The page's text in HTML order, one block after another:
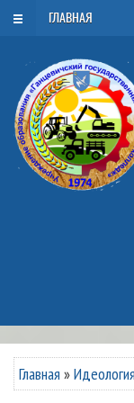
Четверг, 6 августа 2026
ГЛАВНАЯ
Главная »